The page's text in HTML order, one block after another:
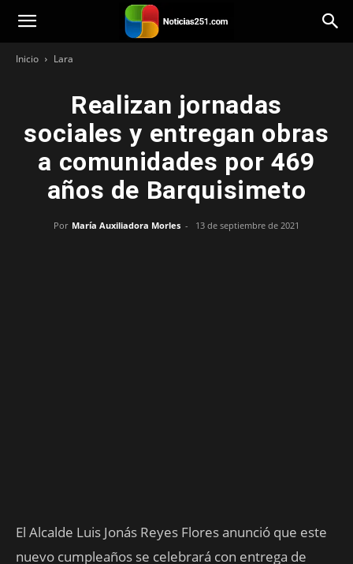
Noticias251
Inicio Lara
Realizan jornadas
sociales y entregan obras
a comunidades por 469
años de Barquisimeto
Por María Auxiliadora Morles - 13 de septiembre de 2021
El Alcalde Luis Jonás Reyes Flores anunció que este
nuevo cumpleaños se celebrará con entrega de